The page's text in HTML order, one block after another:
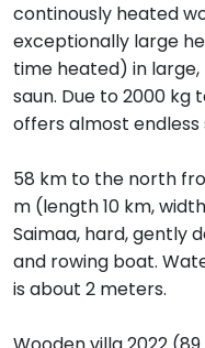
continously heated
exceptionally large
time heated) in
saun. Due to 2000 kg
offers almost
58 km to the north
m (length 10 km,
Saimaa, hard, gently
and rowing boat.
is about 2 meters.